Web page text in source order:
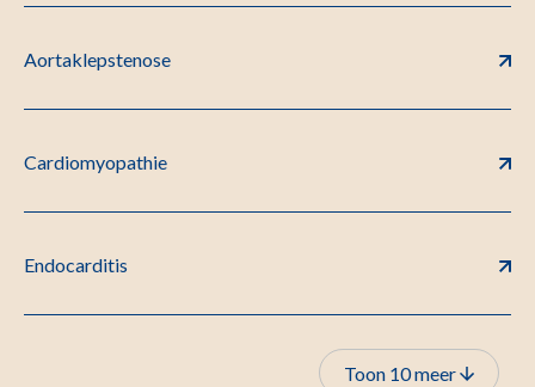
Aortaklepstenose
Cardiomyopathie
Endocarditis
Toon 10 meer